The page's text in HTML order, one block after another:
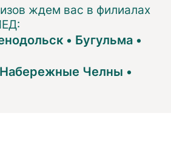
ждем вас в филиалах
• Бугульма •
Набережные Челны •